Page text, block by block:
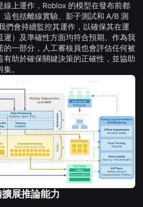
線上運作，Roblox 的模型在發布前都
這包括離線實驗、影子測試和 A/B 測
們會持續監控其運作，以確保其在運
遲）及準確性方面均符合預期。作為我
的一部分，人工審核員也會評估任何被
有助於確保關鍵決策的正確性，並協助
。
展推論能力